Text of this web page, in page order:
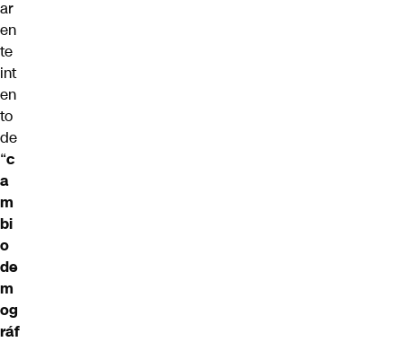
ar
en
te
int
en
to
de
“c
a
m
bi
o
de
m
og
ráf